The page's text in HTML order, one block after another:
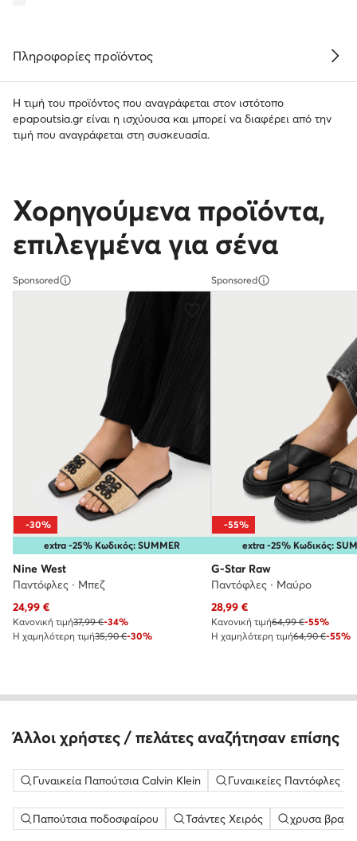
Πληροφορίες προϊόντος
Η τιμή του προϊόντος που αναγράφεται στον ιστότοπο
epapoutsia.gr είναι η ισχύουσα και μπορεί να διαφέρει από την
τιμή που αναγράφεται στη συσκευασία.
Χορηγούμενα προϊόντα,
επιλεγμένα για σένα
Sponsored
extra -25% Κωδικός: SUMMER
-30%
Nine West
Παντόφλες · Μπεζ
Τρέχουσα τιμή
24,99 €
Κανονική τιμή37,99 €-34%
Η χαμηλότερη τιμή35,90 €-30%
Sponsored
extra -25% Κωδικός:
-55%
G-Star Raw
Παντόφλες · Μαύρο
Τρέχουσα τιμή
28,99€
Κανονική τιμή64,99 €-55%
Η χαμηλότερη τιμή64,90 €-55%
Άλλοι χρήστες / πελάτες αναζήτησαν επίσης
Γυναικεία Παπούτσια Calvin Klein Γυναικείες Παντόφλες
Παπούτσια ποδοσφαίρου Τσάντες Χειρός χρυσα